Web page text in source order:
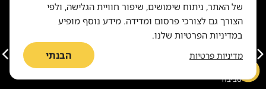
סביבה
של האתר, ניתוח שימושים, שיפור חוויית הגלישה, ולפי
הצורך גם לצורכי פרסום ומדידה. מידע נוסף מופיע
במדיניות הפרטיות שלנו.
מדיניות פרטיות הבנתי